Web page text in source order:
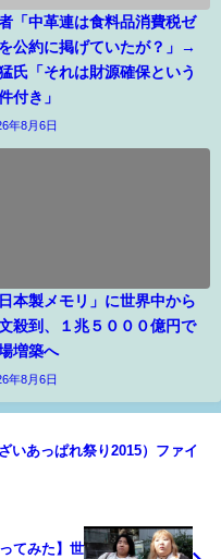
「中革連は食料品消費税ゼ
公約に掲げていたが？」→
氏「それは財源確保という
付き」
年8月6日
日本製メモリ」に世界中から
殺到、１兆５０００億円で
増築へ
年8月6日
いあっぱれ祭り2015）ファイ
てみた】世